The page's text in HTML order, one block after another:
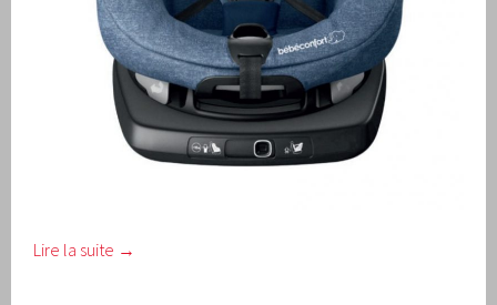
Lire la suite →